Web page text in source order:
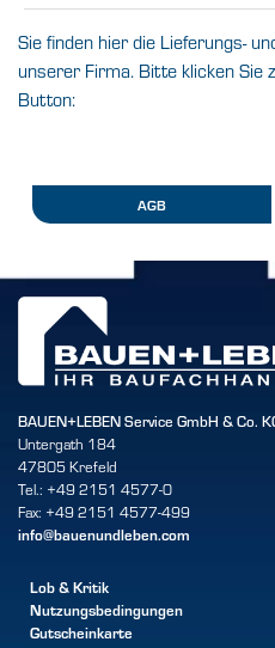
Sie finden hier die Lieferungs-
unserer Firma. Bitte klicken Sie
Button:
AGB
BAUEN+LEBEN Service GmbH & Co.
Untergath 184
47805 Krefeld
Tel.: +49 2151 4577-0
Fax: +49 2151 4577-499
info@bauenundleben.com
Lob & Kritik
Nutzungsbedingungen
Gutscheinkarte